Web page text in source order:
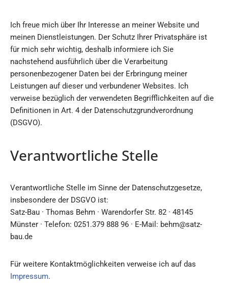
Ich freue mich über Ihr Interesse an meiner Website und
meinen Dienstleistungen. Der Schutz Ihrer Privatsphäre ist
für mich sehr wichtig, deshalb informiere ich Sie
nachstehend ausführlich über die Verarbeitung
personenbezogener Daten bei der Erbringung meiner
Leistungen auf dieser und verbundener Websites. Ich
verweise bezüglich der verwendeten Begrifflichkeiten auf die
Definitionen in Art. 4 der Datenschutzgrundverordnung
(DSGVO).
Verantwortliche Stelle
Verantwortliche Stelle im Sinne der Datenschutzgesetze,
insbesondere der DSGVO ist:
Satz-Bau · Thomas Behm · Warendorfer Str. 82 · 48145
Münster · Telefon: 0251.379 888 96 · E-Mail: behm@satz-
bau.de
Für weitere Kontaktmöglichkeiten verweise ich auf das
Impressum.